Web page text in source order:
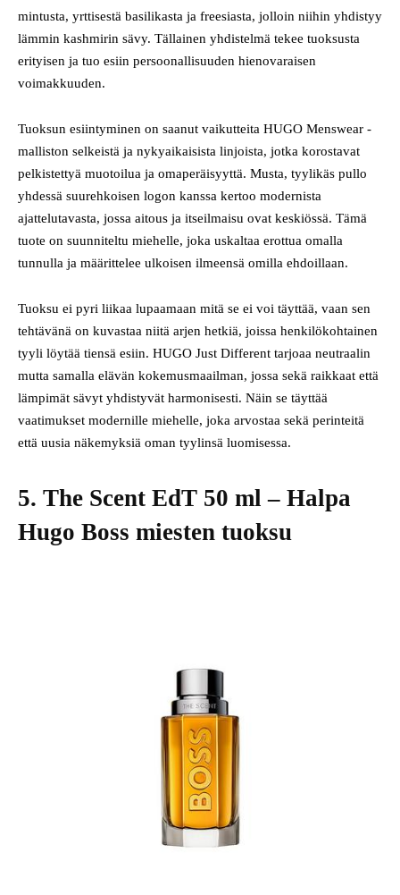
mintusta, yrttisestä basilikasta ja freesiasta, jolloin niihin yhdistyy
lämmin kashmirin sävy. Tällainen yhdistelmä tekee tuoksusta
erityisen ja tuo esiin persoonallisuuden hienovaraisen
voimakkuuden.
Tuoksun esiintyminen on saanut vaikutteita HUGO Menswear -
malliston selkeistä ja nykyaikaisista linjoista, jotka korostavat
pelkistettyä muotoilua ja omaperäisyyttä. Musta, tyylikäs pullo
yhdessä suurehkoisen logon kanssa kertoo modernista
ajattelutavasta, jossa aitous ja itseilmaisu ovat keskiössä. Tämä
tuote on suunniteltu miehelle, joka uskaltaa erottua omalla
tunnulla ja määrittelee ulkoisen ilmeensä omilla ehdoillaan.
Tuoksu ei pyri liikaa lupaamaan mitä se ei voi täyttää, vaan sen
tehtävänä on kuvastaa niitä arjen hetkiä, joissa henkilökohtainen
tyyli löytää tiensä esiin. HUGO Just Different tarjoaa neutraalin
mutta samalla elävän kokemusmaailman, jossa sekä raikkaat että
lämpimät sävyt yhdistyvät harmonisesti. Näin se täyttää
vaatimukset modernille miehelle, joka arvostaa sekä perinteitä
että uusia näkemyksiä oman tyylinsä luomisessa.
5. The Scent EdT 50 ml – Halpa
Hugo Boss miesten tuoksu